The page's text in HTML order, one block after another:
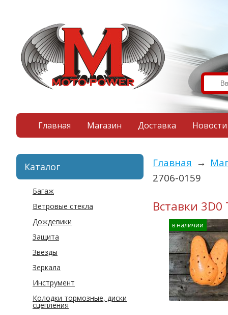
Главная Магазин Доставка Новости
Каталог
Багаж
Ветровые стекла
Дождевики
Защита
Звезды
Зеркала
Инструмент
Колодки тормозные, диски
сцепления
Главная →
2706-0159
Вставки 3D0
в наличии